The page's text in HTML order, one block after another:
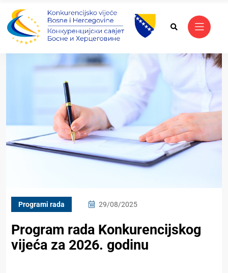
Programi rada 29/08/2025
Program rada Konkurencijskog
vijeća za 2026. godinu